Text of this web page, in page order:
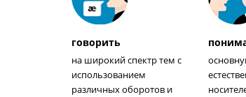
говорить
на широкий спектр тем с
использованием
различных оборотов и